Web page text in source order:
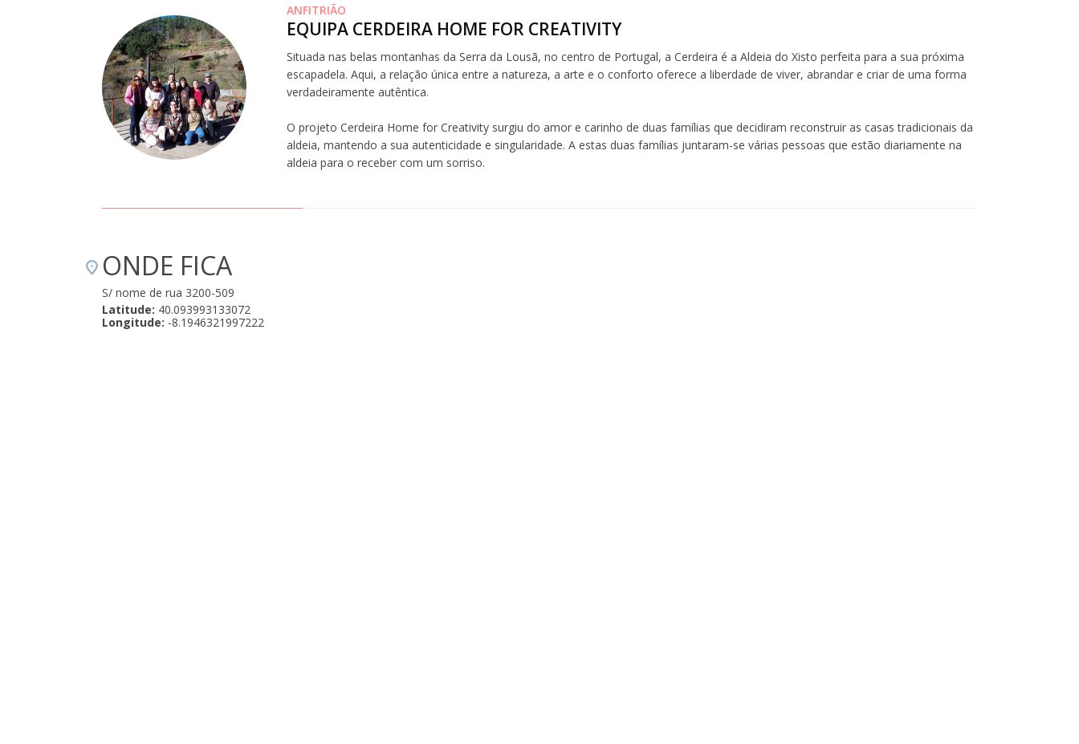
ANFITRIÃO
EQUIPA CERDEIRA HOME FOR CREATIVITY
Situada nas belas montanhas da Serra da Lousã, no centro de Portugal, a Cerdeira é a Aldeia do Xisto perfeita para a sua próxima
escapadela. Aqui, a relação única entre a natureza, a arte e o conforto oferece a liberdade de viver, abrandar e criar de uma forma
verdadeiramente autêntica.
O projeto Cerdeira Home for Creativity surgiu do amor e carinho de duas famílias que decidiram reconstruir as casas tradicionais da
aldeia, mantendo a sua autenticidade e singularidade. A estas duas famílias juntaram-se várias pessoas que estão diariamente na
aldeia para o receber com um sorriso.
ONDE FICA
S/ nome de rua 3200-509
Latitude: 40.093993133072
Longitude: -8.1946321997222